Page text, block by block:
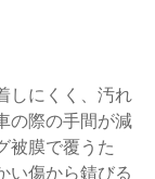
しにくく、汚れ
の際の手間が減
被膜で覆うた
い傷から錆びる